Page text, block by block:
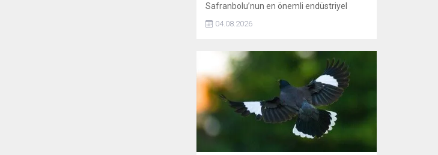
Safranbolu’nun en önemli endüstriyel
Tabakhane Binası’nın rölöve, restitüsyon
Kurulu tarafından onaylandı. Yapının ayağa
kaldırılması için onaylı proje hazır
tutulurken, 80 ila 100 milyon TL’yi bulan
restorasyon maliyeti için kaynak arayışları
hız kazandı. Safranbolu Belediyesi Kültürel
Miras...
04.08.2026